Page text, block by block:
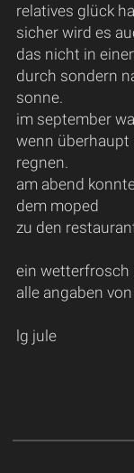
relatives glück
sicher wird es
das nicht in
durch sondern
sonne.
im september
wenn überhaupt
regnen.
am abend
dem moped
zu den
ein wetterfrosch
alle angaben
lg jule